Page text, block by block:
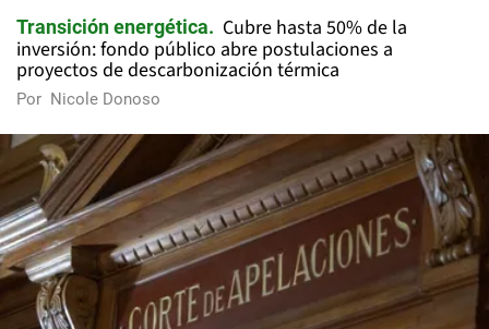
Transición energética
Cubre hasta 50% de la
inversión: fondo público abre postulaciones a
proyectos de descarbonización térmica
Por Nicole Donoso